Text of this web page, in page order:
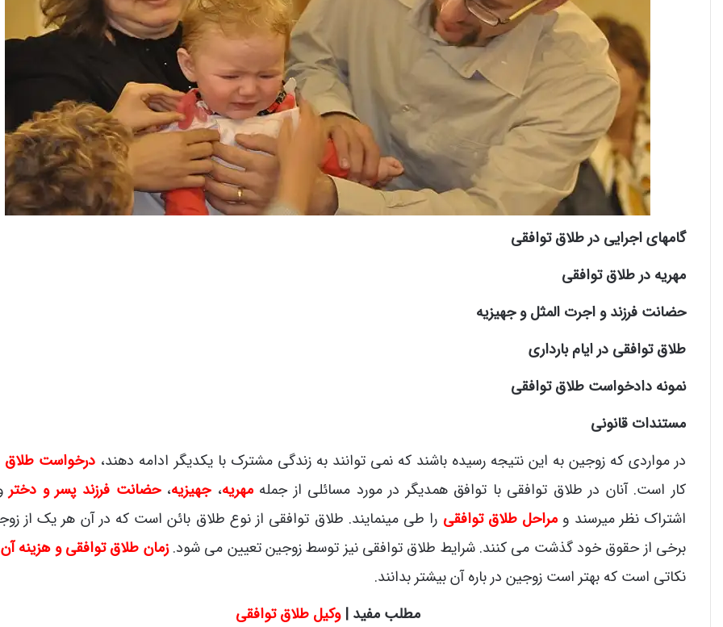
گامهای اجرایی در طلاق توافقی
مهریه در طلاق توافقی
حضانت فرزند و اجرت المثل و جهیزیه
طلاق توافقی در ایام بارداری
نمونه دادخواست طلاق توافقی
مستندات قانونی
در مواردی که زوجین به این نتیجه رسیده باشند که نمی توانند به زندگی مشترک با یکدیگر ادامه دهند، درخواست طلاق
کار است. آنان در طلاق توافقی با توافق همدیگر در مورد مسائلی از جملهمهریه،جهیزیه،حضانت فرزند پسر و دختر
اشتراک نظر میرسند و مراحل طلاق توافقی را طی مینمایند. طلاق توافقی از نوع طلاق بائن است که در آن هر یک از
برخی از حقوق خود گذشت می کنند. شرایط طلاق توافقی نیز توسط زوجین تعیین می شود.زمان طلاق توافقی و هزینه آن
نکاتی است که بهتر است زوجین در باره آن بیشتر بدانند.
مطلب مفید |وکیل طلاق توافقی